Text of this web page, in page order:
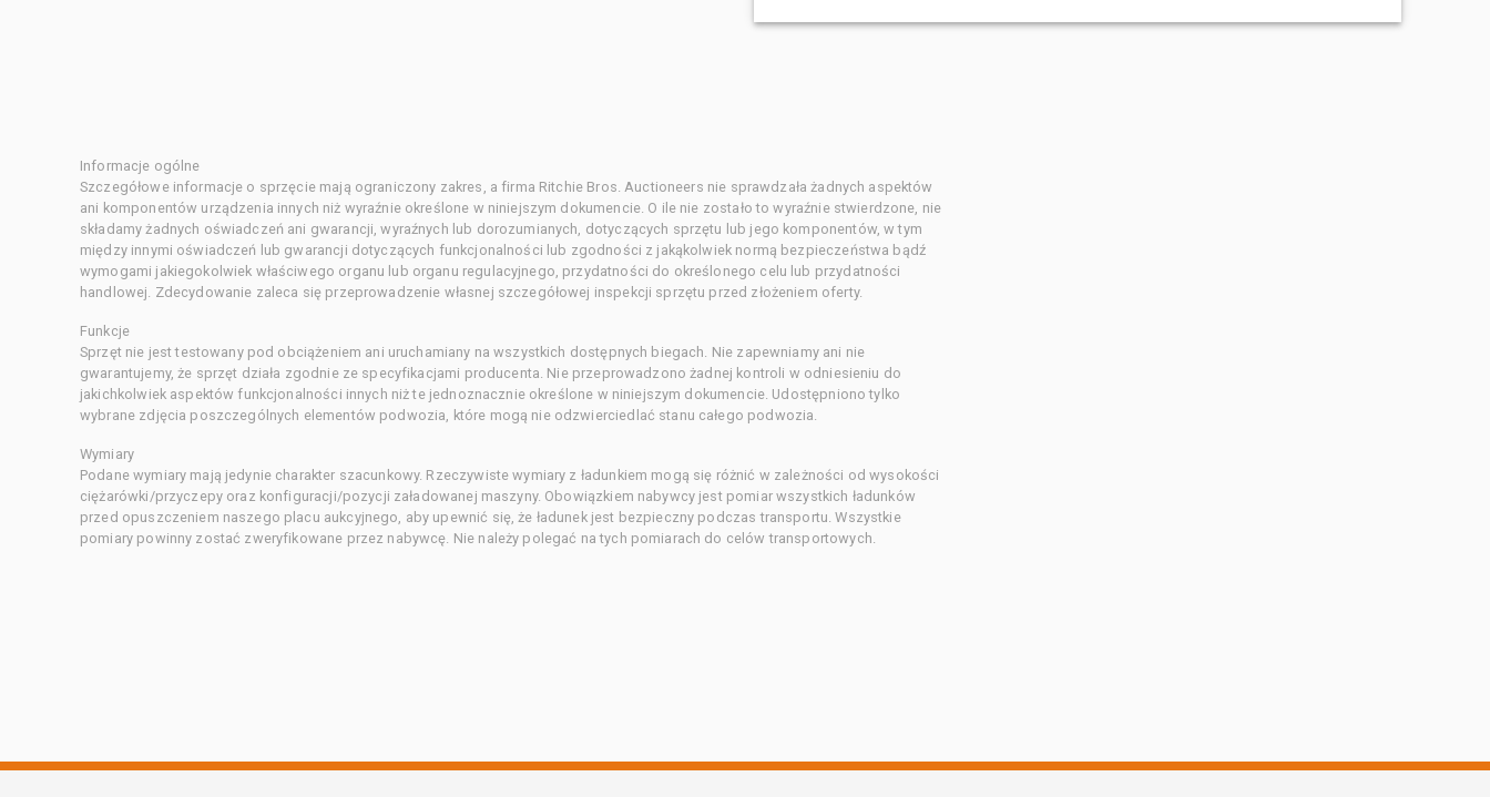
Informacje ogólne
Szczegółowe informacje o sprzęcie mają ograniczony zakres, a firma Ritchie Bros. Auctioneers nie sprawdzała żadnych aspektów
ani komponentów urządzenia innych niż wyraźnie określone w niniejszym dokumencie. O ile nie zostało to wyraźnie stwierdzone, nie
składamy żadnych oświadczeń ani gwarancji, wyraźnych lub dorozumianych, dotyczących sprzętu lub jego komponentów, w tym
między innymi oświadczeń lub gwarancji dotyczących funkcjonalności lub zgodności z jakąkolwiek normą bezpieczeństwa bądź
wymogami jakiegokolwiek właściwego organu lub organu regulacyjnego, przydatności do określonego celu lub przydatności
handlowej. Zdecydowanie zaleca się przeprowadzenie własnej szczegółowej inspekcji sprzętu przed złożeniem oferty.
Funkcje
Sprzęt nie jest testowany pod obciążeniem ani uruchamiany na wszystkich dostępnych biegach. Nie zapewniamy ani nie
gwarantujemy, że sprzęt działa zgodnie ze specyfikacjami producenta. Nie przeprowadzono żadnej kontroli w odniesieniu do
jakichkolwiek aspektów funkcjonalności innych niż te jednoznacznie określone w niniejszym dokumencie. Udostępniono tylko
wybrane zdjęcia poszczególnych elementów podwozia, które mogą nie odzwierciedlać stanu całego podwozia.
Wymiary
Podane wymiary mają jedynie charakter szacunkowy. Rzeczywiste wymiary z ładunkiem mogą się różnić w zależności od wysokości
ciężarówki/przyczepy oraz konfiguracji/pozycji załadowanej maszyny. Obowiązkiem nabywcy jest pomiar wszystkich ładunków
przed opuszczeniem naszego placu aukcyjnego, aby upewnić się, że ładunek jest bezpieczny podczas transportu. Wszystkie
pomiary powinny zostać zweryfikowane przez nabywcę. Nie należy polegać na tych pomiarach do celów transportowych.